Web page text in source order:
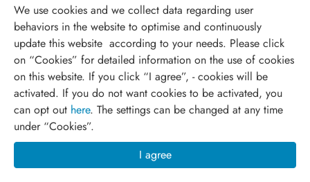
MA01-12S12
MA01-12S15 1W
MA01-12D05 1W
We use cookies and we collect data regarding user
behaviors in the website to optimise and continuously
update this website according to your needs. Please click
on “Cookies” for detailed information on the use of cookies
on this website. If you click “I agree”, - cookies will be
activated. If you do not want cookies to be activated, you
can opt out here. The settings can be changed at any time
under “Cookies”.
I agree